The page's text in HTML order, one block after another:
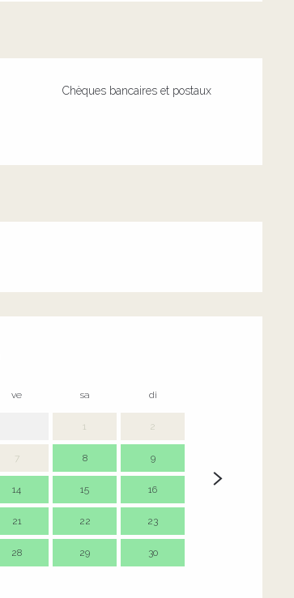
Chèques bancaires et postaux
ve sa di
1 2
7 8 9
14 15 16
21 22 23
28 29 30